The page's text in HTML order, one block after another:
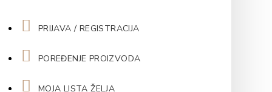
PRIJAVA / REGISTRACIJA
POREĐENJE PROIZVODA
MOJA LISTA ŽELJA